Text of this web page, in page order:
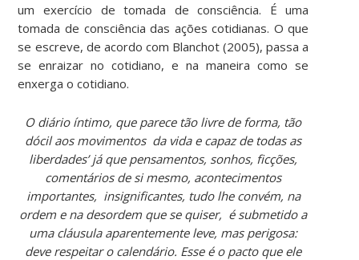
um exercício de tomada de consciência. É uma
tomada de consciência das ações cotidianas. O que
se escreve, de acordo com Blanchot (2005), passa a
se enraizar no cotidiano, e na maneira como se
enxerga o cotidiano.
O diário íntimo, que parece tão livre de forma, tão
dócil aos movimentos da vida e capaz de todas as
liberdades’ já que pensamentos, sonhos, ficções,
comentários de si mesmo, acontecimentos
importantes, insignificantes, tudo lhe convém, na
ordem e na desordem que se quiser, é submetido a
uma cláusula aparentemente leve, mas perigosa:
deve respeitar o calendário. Esse é o pacto que ele